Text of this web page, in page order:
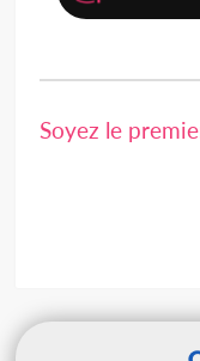
Soyez le